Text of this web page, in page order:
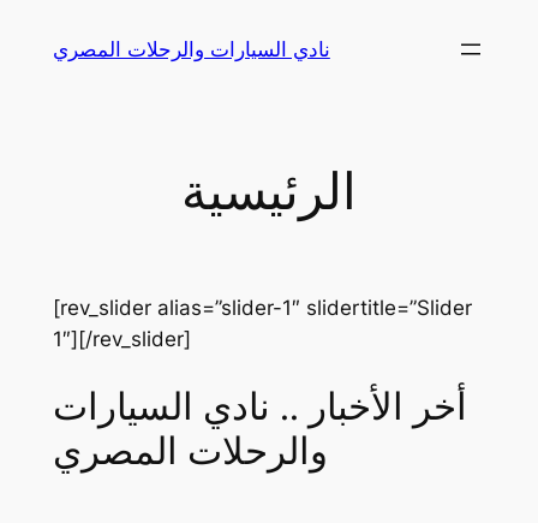
نادي السيارات والرحلات المصري
الرئيسية
[rev_slider alias=”slider-1″ slidertitle=”Slider
1″][/rev_slider]
أخر الأخبار .. نادي السيارات
والرحلات المصري